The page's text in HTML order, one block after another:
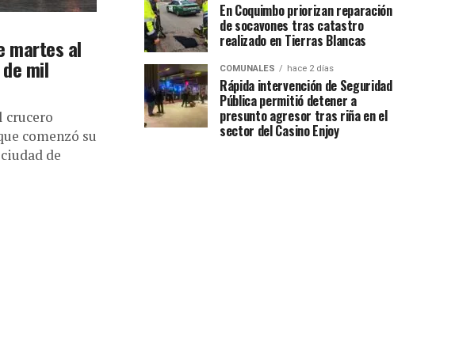
martes al
mil
crucero
comenzó su
de
En Coquimbo priorizan reparación
de socavones tras catastro
realizado en Tierras Blancas
COMUNALES hace 2 días
Rápida intervención de Seguridad
Pública permitió detener a
presunto agresor tras riña en el
sector del Casino Enjoy